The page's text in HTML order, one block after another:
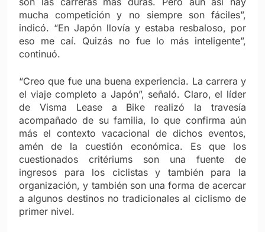
mucha competición y no siempre son fáciles”,
indicó. “En Japón llovía y estaba resbaloso, por
eso me caí. Quizás no fue lo más inteligente”,
continuó.
“Creo que fue una buena experiencia. La carrera y
el viaje completo a Japón”, señaló. Claro, el líder
de Visma Lease a Bike realizó la travesía
acompañado de su familia, lo que confirma aún
más el contexto vacacional de dichos eventos,
amén de la cuestión económica. Es que los
cuestionados critériums son una fuente de
ingresos para los ciclistas y también para la
organización, y también son una forma de acercar
a algunos destinos no tradicionales al ciclismo de
primer nivel.